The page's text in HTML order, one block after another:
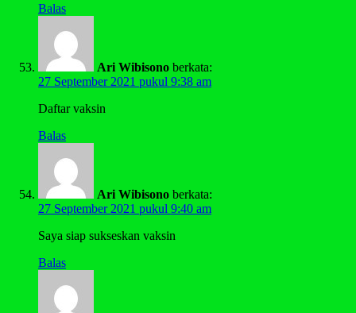
Balas
Ari Wibisono berkata:
27 September 2021 pukul 9:38 am
Daftar vaksin
Balas
Ari Wibisono berkata:
27 September 2021 pukul 9:40 am
Saya siap sukseskan vaksin
Balas